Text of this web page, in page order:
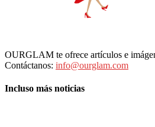
OURGLAM te ofrece artículos e
Contáctanos: info@ourglam.com
Incluso más noticias